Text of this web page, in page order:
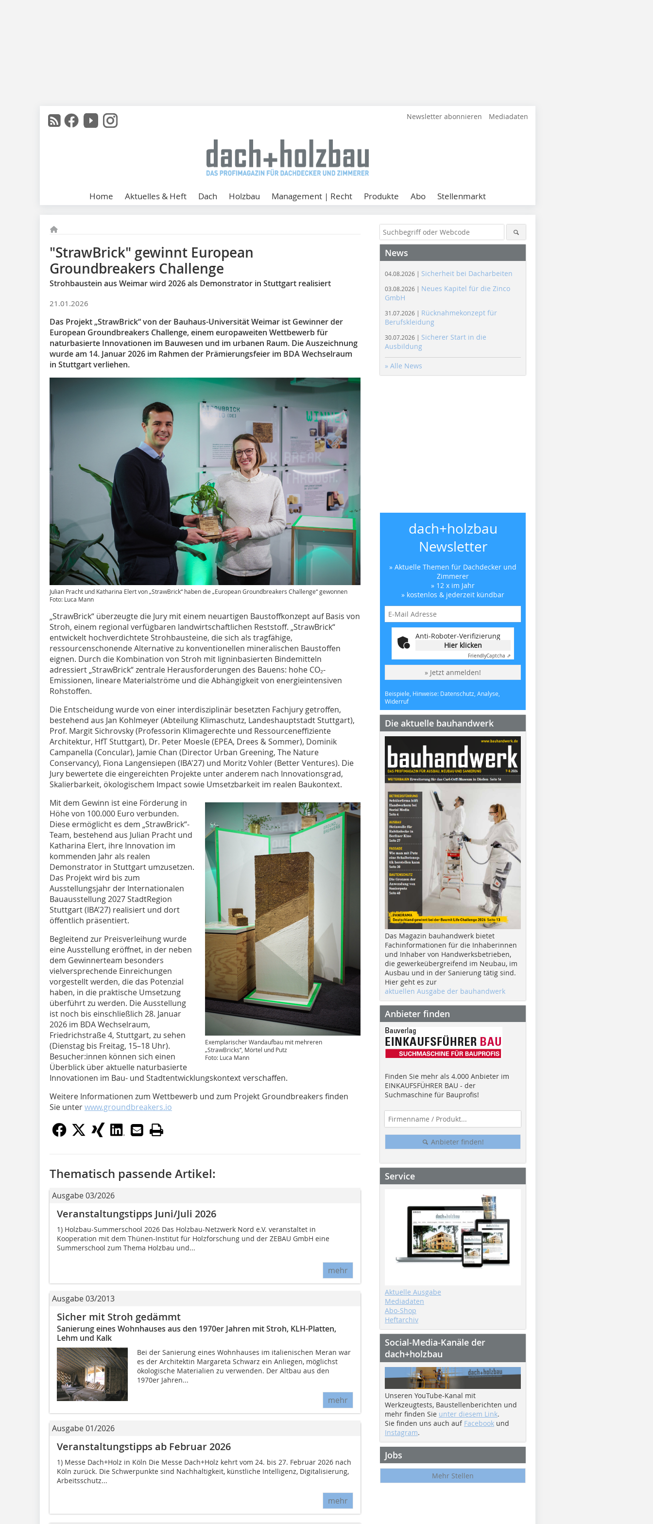
Newsletter abonnieren Mediadaten
Home Aktuelles & Heft Dach Holzbau Management | Recht Produkte Abo Stellenmarkt
"StrawBrick" gewinnt European
Groundbreakers Challenge
Strohbaustein aus Weimar wird 2026 als Demonstrator in Stuttgart realisiert
21.01.2026
Das Projekt „StrawBrick“ von der Bauhaus-Universität Weimar ist Gewinner der
European Groundbreakers Challenge, einem europaweiten Wettbewerb für
naturbasierte Innovationen im Bauwesen und im urbanen Raum. Die Auszeichnung
wurde am 14. Januar 2026 im Rahmen der Prämierungsfeier im BDA Wechselraum
in Stuttgart verliehen.
Julian Pracht und Katharina Elert von „StrawBrick“ haben die „European Groundbreakers Challenge“ gewonnen
Foto: Luca Mann
„StrawBrick“ überzeugte die Jury mit einem neuartigen Baustoffkonzept auf Basis von
Stroh, einem regional verfügbaren landwirtschaftlichen Reststoff. „StrawBrick“
entwickelt hochverdichtete Strohbausteine, die sich als tragfähige,
ressourcenschonende Alternative zu konventionellen mineralischen Baustoffen
eignen. Durch die Kombination von Stroh mit ligninbasierten Bindemitteln
adressiert „StrawBrick“ zentrale Herausforderungen des Bauens: hohe CO₂-
Emissionen, lineare Materialströme und die Abhängigkeit von energieintensiven
Rohstoffen.
Die Entscheidung wurde von einer interdisziplinär besetzten Fachjury getroffen,
bestehend aus Jan Kohlmeyer (Abteilung Klimaschutz, Landeshauptstadt Stuttgart),
Prof. Margit Sichrovsky (Professorin Klimagerechte und Ressourceneffiziente
Architektur, HfT Stuttgart), Dr. Peter Moesle (EPEA, Drees & Sommer), Dominik
Campanella (Concular), Jamie Chan (Director Urban Greening, The Nature
Conservancy), Fiona Langensiepen (IBA'27) und Moritz Vohler (Better Ventures). Die
Jury bewertete die eingereichten Projekte unter anderem nach Innovationsgrad,
Skalierbarkeit, ökologischem Impact sowie Umsetzbarkeit im realen Baukontext.
Exemplarischer Wandaufbau mit mehreren
„StrawBricks“, Mörtel und Putz
Foto: Luca Mann
Mit dem Gewinn ist eine Förderung in
Höhe von 100.000 Euro verbunden.
Diese ermöglicht es dem „StrawBrick“-
Team, bestehend aus Julian Pracht und
Katharina Elert, ihre Innovation im
kommenden Jahr als realen
Demonstrator in Stuttgart umzusetzen.
Das Projekt wird bis zum
Ausstellungsjahr der Internationalen
Bauausstellung 2027 StadtRegion
Stuttgart (IBA’27) realisiert und dort
öffentlich präsentiert.
Begleitend zur Preisverleihung wurde
eine Ausstellung eröffnet, in der neben
dem Gewinnerteam besonders
vielversprechende Einreichungen
vorgestellt werden, die das Potenzial
haben, in die praktische Umsetzung
überführt zu werden. Die Ausstellung
ist noch bis einschließlich 28. Januar
2026 im BDA Wechselraum,
Friedrichstraße 4, Stuttgart, zu sehen
(Dienstag bis Freitag, 15–18 Uhr).
Besucher:innen können sich einen
Überblick über aktuelle naturbasierte
Innovationen im Bau- und Stadtentwicklungskontext verschaffen.
Weitere Informationen zum Wettbewerb und zum Projekt Groundbreakers finden
Sie unterwww.groundbreakers.io
Thematisch passende Artikel:
Ausgabe 03/2026
Veranstaltungstipps Juni/Juli 2026
1) Holzbau-Summerschool 2026 Das Holzbau-Netzwerk Nord e.V. veranstaltet in
Kooperation mit dem Thünen-Institut für Holzforschung und der ZEBAU GmbH eine
Summerschool zum Thema Holzbau und...
mehr
Ausgabe 03/2013
Sicher mit Stroh gedämmt
Sanierung eines Wohnhauses aus den 1970er Jahren mit Stroh, KLH-Platten,
Lehm und Kalk
Bei der Sanierung eines Wohnhauses im italienischen Meran war
es der Architektin Margareta Schwarz ein Anliegen, möglichst
ökologische Materialien zu verwenden. Der Altbau aus den
1970er Jahren...
mehr
Ausgabe 01/2026
Veranstaltungstipps ab Februar 2026
1) Messe Dach+Holz in Köln Die Messe Dach+Holz kehrt vom 24. bis 27. Februar 2026 nach
Köln zurück. Die Schwerpunkte sind Nachhaltigkeit, künstliche Intelligenz, Digitalisierung,
Arbeitsschutz...
mehr
News
04.08.2026 | Sicherheit bei Dacharbeiten
03.08.2026 | Neues Kapitel für die Zinco
GmbH
31.07.2026 | Rücknahmekonzept für
Berufskleidung
30.07.2026 | Sicherer Start in die
Ausbildung
» Alle News
dach+holzbau
Newsletter
» Aktuelle Themen für Dachdecker und
Zimmerer
» 12 x im Jahr
» kostenlos & jederzeit kündbar
Anti-Roboter-Verifizierung
Hier klicken
FriendlyCaptcha ⇗
» Jetzt anmelden!
Beispiele, Hinweise: Datenschutz, Analyse,
Widerruf
Die aktuelle bauhandwerk
Das Magazin bauhandwerk bietet
Fachinformationen für die Inhaberinnen
und Inhaber von Handwerksbetrieben,
die gewerkeübergreifend im Neubau, im
Ausbau und in der Sanierung tätig sind.
Hier geht es zur
aktuellen Ausgabe der bauhandwerk
Anbieter finden
Finden Sie mehr als 4.000 Anbieter im
EINKAUFSFÜHRER BAU - der
Suchmaschine für Bauprofis!
Anbieter finden!
Service
Aktuelle Ausgabe
Mediadaten
Abo-Shop
Heftarchiv
Social-Media-Kanäle der
dach+holzbau
Unseren YouTube-Kanal mit
Werkzeugtests, Baustellenberichten und
mehr finden Sie unter diesem Link.
Sie finden uns auch auf Facebook und
Instagram.
Jobs
Mehr Stellen